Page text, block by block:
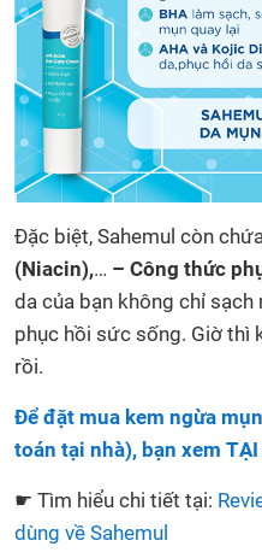
Đặc biệt, Sahemul còn
(Niacin),… – Công thức
da của bạn không chỉ
phục hồi sức sống. Giờ thì
rồi.
Để đặt mua kem ngừa
toán tại nhà), bạn xem TẠI
☛ Tìm hiểu chi tiết tại:
dùng về Sahemul